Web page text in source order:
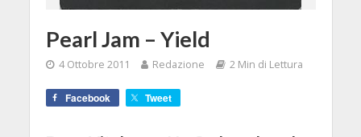
Pearl Jam – Yield
4 Ottobre 2011 Redazione 2 Min di Lettura
Facebook Tweet